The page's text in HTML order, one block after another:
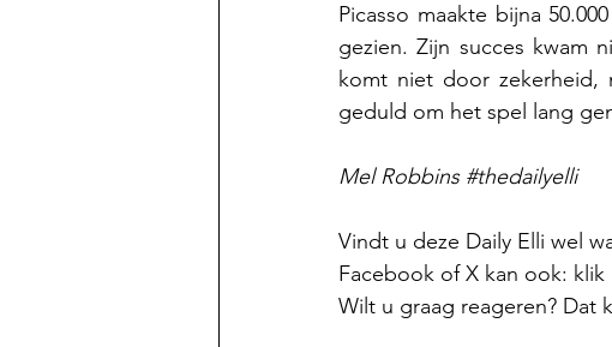
Picasso maakte bijna
gezien. Zijn succes kwam
komt niet door
geduld om het spel lang
Mel Robbins #thedailyelli
Vindt u deze Daily Elli wel
Facebook of X kan ook:
Wilt u graag reageren? Dat